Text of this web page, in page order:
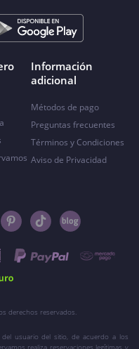
Información
adicional
Métodos de pago
Preguntas frecuentes
Términos y Condiciones
Aviso de Privacidad
derechos reservados.
del usuario del sitio, de acuerdo a los